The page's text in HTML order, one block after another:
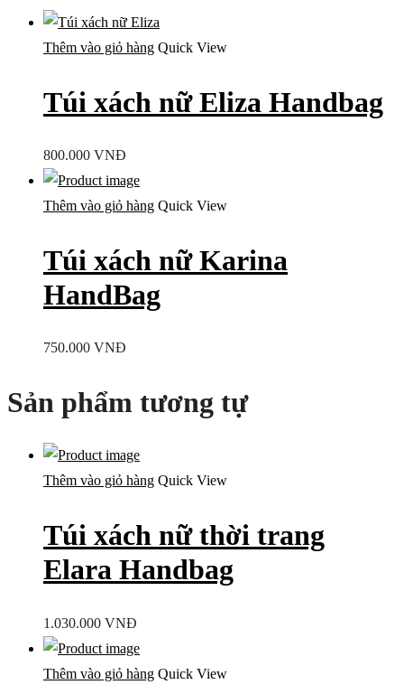
Thêm vào giỏ hàng Quick View
Túi xách nữ Eliza Handbag
800.000 VNĐ
Thêm vào giỏ hàng Quick View
Túi xách nữ Karina
HandBag
750.000 VNĐ
Sản phẩm tương tự
Thêm vào giỏ hàng Quick View
Túi xách nữ thời trang
Elara Handbag
1.030.000 VNĐ
Thêm vào giỏ hàng Quick View